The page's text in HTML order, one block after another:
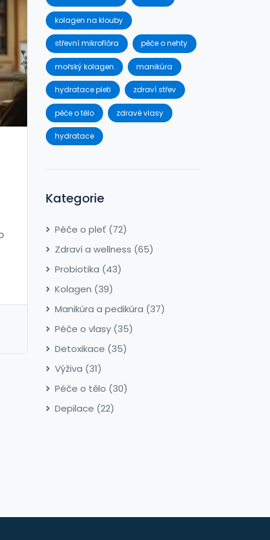
kolagen na klouby
střevní mikroflóra péče o nehty
mořský kolagen manikúra
hydratace pleti zdraví střev
péče o tělo zdravé vlasy
hydratace
Kategorie
Péče o pleť (72)
Zdraví a wellness (65)
Probiotika (43)
Kolagen (39)
Manikúra a pedikúra (37)
Péče o vlasy (35)
Detoxikace (35)
Výživa (31)
Péče o tělo (30)
Depilace (22)